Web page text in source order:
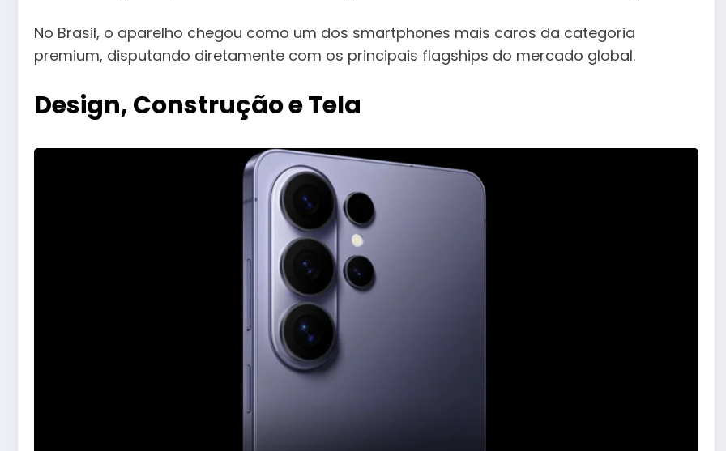
No Brasil, o aparelho chegou como um dos smartphones mais caros da categoria
premium, disputando diretamente com os principais flagships do mercado global.
Design, Construção e Tela